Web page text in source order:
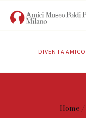
DIVENTA AMICO
Home